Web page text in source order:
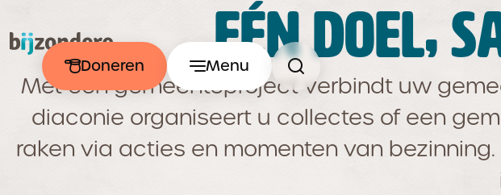
Doneren Menu
EÉN DOEL,
Met een gemeenteproject verbindt uw
diaconie organiseert u collectes of een
raken via acties en momenten van